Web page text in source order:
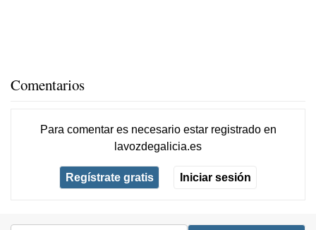
Comentarios
Para comentar es necesario estar registradoen
lavozdegalicia.es
Regístrate gratis Iniciar sesión